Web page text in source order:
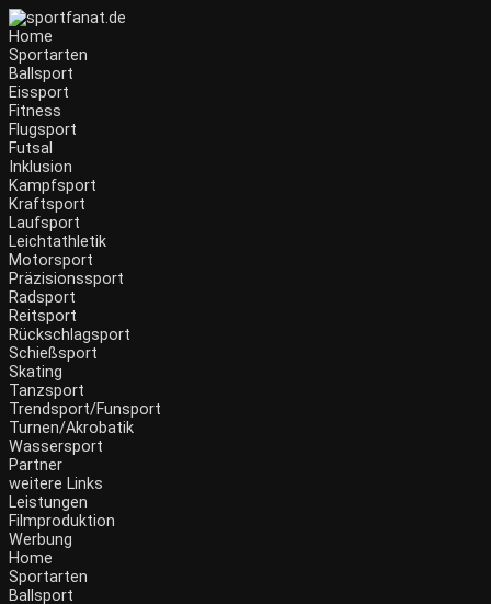
Zum
Inhalt
wechseln
Home
Sportarten
Ballsport
Eissport
Fitness
Flugsport
Futsal
Inklusion
Kampfsport
Kraftsport
Laufsport
Leichtathletik
Motorsport
Präzisionssport
Radsport
Reitsport
Rückschlagsport
Schießsport
Skating
Tanzsport
Trendsport/Funsport
Turnen/Akrobatik
Wassersport
Partner
weitere Links
Leistungen
Filmproduktion
Werbung
Menü
Home
Sportarten
Ballsport